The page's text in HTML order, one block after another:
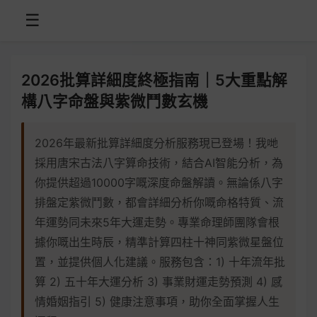
☰
2026批算詳細度終極指南｜5大重點解
構八字命盤與紫微鬥數玄機
2026年最新批算詳細度分析服務現已登場！我哋
採用唐宋古法八字算命技術，結合AI智能分析，為
你提供超過10000字嘅深度命盤解讀。無論係八字
排盤定紫微鬥數，都會詳細分析你嘅命格特質、流
年運勢同未來5年大運走勢。專業命理師團隊會根
據你嘅出生時辰，精準計算四柱十神同紫微星盤位
置，並提供個人化建議。服務包含：1) 十年流年批
算 2) 五十年大運分析 3) 事業財運走勢預測 4) 感
情婚姻指引 5) 健康注意事項，助你全面掌握人生